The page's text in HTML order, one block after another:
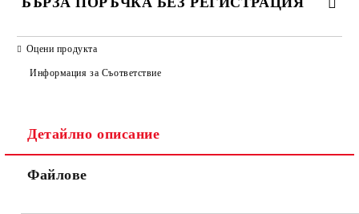
Ние ще се свържем с вас в рамките на работния ден.
Оцени продукта
Информация за Съответствие
Детайлно описание
Файлове